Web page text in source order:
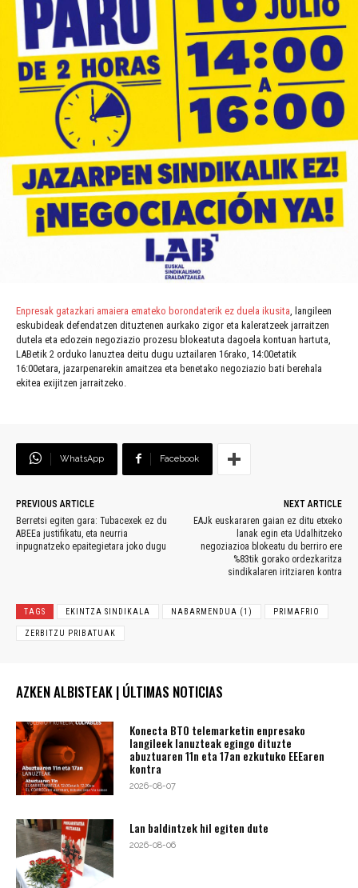
Enpresak gatazkari amaiera emateko borondaterik ez duela ikusita, langileen
eskubideak defendatzen dituztenen aurkako zigor eta kaleratzeek jarraitzen
dutela eta edozein negoziazio prozesu blokeatuta dagoela kontuan hartuta,
LABetik 2 orduko lanuztea deitu dugu uztailaren 16rako, 14:00etatik
16:00etara, jazarpenarekin amaitzea eta benetako negoziazio bati berehala
ekitea exijitzen jarraitzeko.
WhatsApp Facebook
PREVIOUS ARTICLE
Berretsi egiten gara: Tubacexek ez du
ABEEa justifikatu, eta neurria
inpugnatzeko epaitegietara joko dugu
NEXT ARTICLE
EAJk euskararen gaian ez ditu etxeko
lanak egin eta Udalhitzeko
negoziazioa blokeatu du berriro ere
%83tik gorako ordezkaritza
sindikalaren iritziaren kontra
TAGS EKINTZA SINDIKALA NABARMENDUA (1) PRIMAFRIO
ZERBITZU PRIBATUAK
AZKEN ALBISTEAK | ÚLTIMAS NOTICIAS
Konecta BTO telemarketin enpresako
langileek lanuzteak egingo dituzte
abuztuaren 11n eta 17an ezkutuko EEEaren
kontra
2026-08-07
Lan baldintzek hil egiten dute
2026-08-06